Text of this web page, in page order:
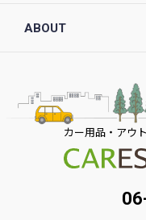
ABOUT
カー用品・アウ